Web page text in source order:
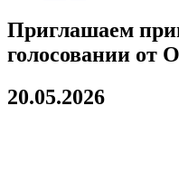
Приглашаем
голосовании от
20.05.2026